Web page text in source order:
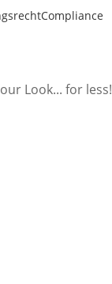
Compliance
Look... for less!